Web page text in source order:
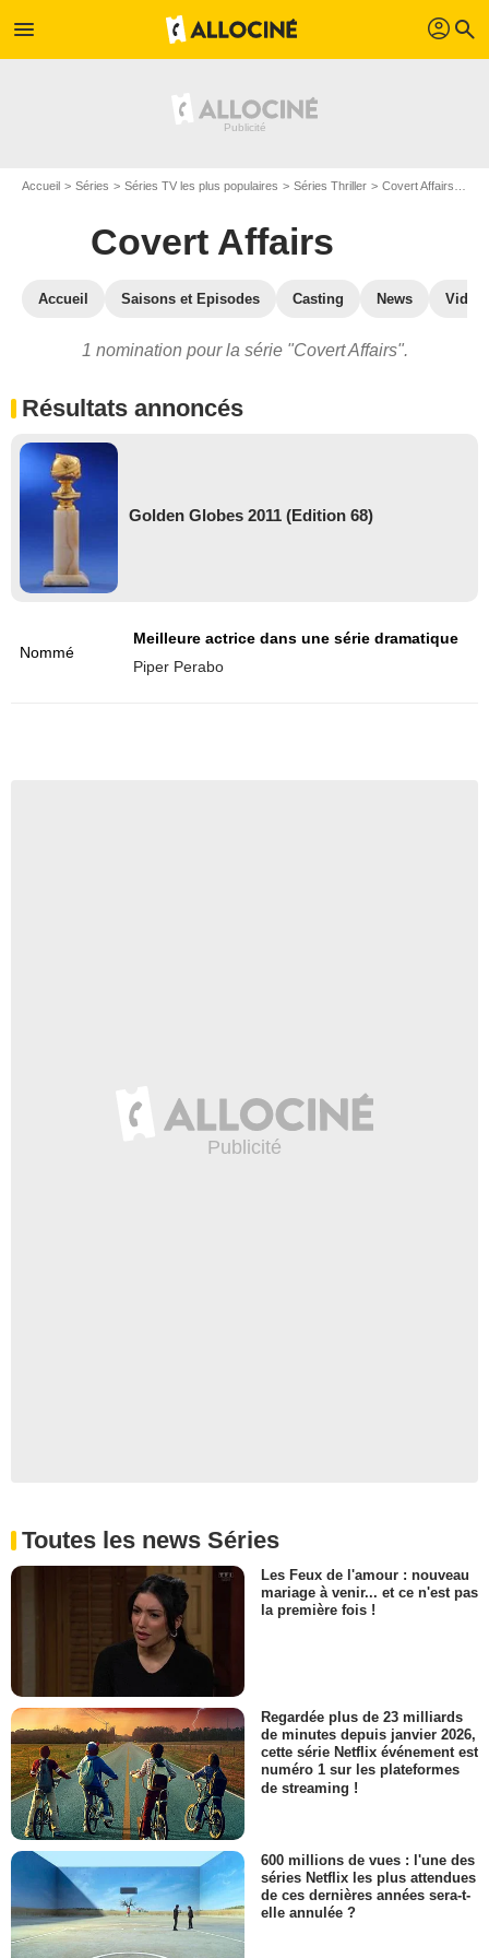
menu profil search
Accueil Séries Séries TV les plus populaires Séries Thriller Covert Affairs
Covert Affairs
Accueil Saisons et Episodes Casting News
1 nomination pour la série "Covert Affairs".
Résultats annoncés
Golden Globes 2011 (Edition 68)
Nommé
Meilleure actrice dans une série dramatique
Piper Perabo
Toutes les news Séries
Les Feux de l'amour : nouveau
mariage à venir... et ce n'est pas
la première fois !
Regardée plus de 23 milliards
de minutes depuis janvier 2026,
cette série Netflix événement est
numéro 1 sur les plateformes
de streaming !
600 millions de vues : l'une des
séries Netflix les plus attendues
de ces dernières années sera-t-
elle annulée ?